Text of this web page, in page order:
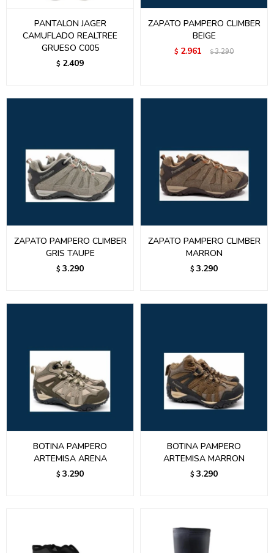
PANTALON JAGER
CAMUFLADO REALTREE
GRUESO C005
$ 2.409
ZAPATO PAMPERO CLIMBER
BEIGE
$ 2.961 $3.290
ZAPATO PAMPERO CLIMBER
GRIS TAUPE
$ 3.290
ZAPATO PAMPERO CLIMBER
MARRON
$ 3.290
BOTINA PAMPERO
ARTEMISA ARENA
$ 3.290
BOTINA PAMPERO
ARTEMISA MARRON
$ 3.290